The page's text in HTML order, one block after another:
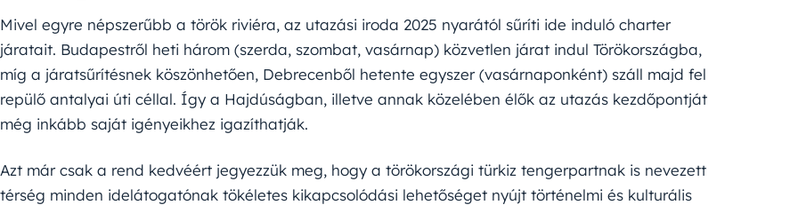
Mivel egyre népszerűbb a török riviéra, az utazási iroda 2025 nyarától sűríti ide induló charter
járatait. Budapestről heti három (szerda, szombat, vasárnap) közvetlen járat indul Törökországba,
míg a járatsűrítésnek köszönhetően, Debrecenből hetente egyszer (vasárnaponként) száll majd fel
repülő antalyai úti céllal. Így a Hajdúságban, illetve annak közelében élők az utazás kezdőpontját
még inkább saját igényeikhez igazíthatják.
Azt már csak a rend kedvéért jegyezzük meg, hogy a törökországi türkiz tengerpartnak is nevezett
térség minden idelátogatónak tökéletes kikapcsolódási lehetőséget nyújt történelmi és kulturális